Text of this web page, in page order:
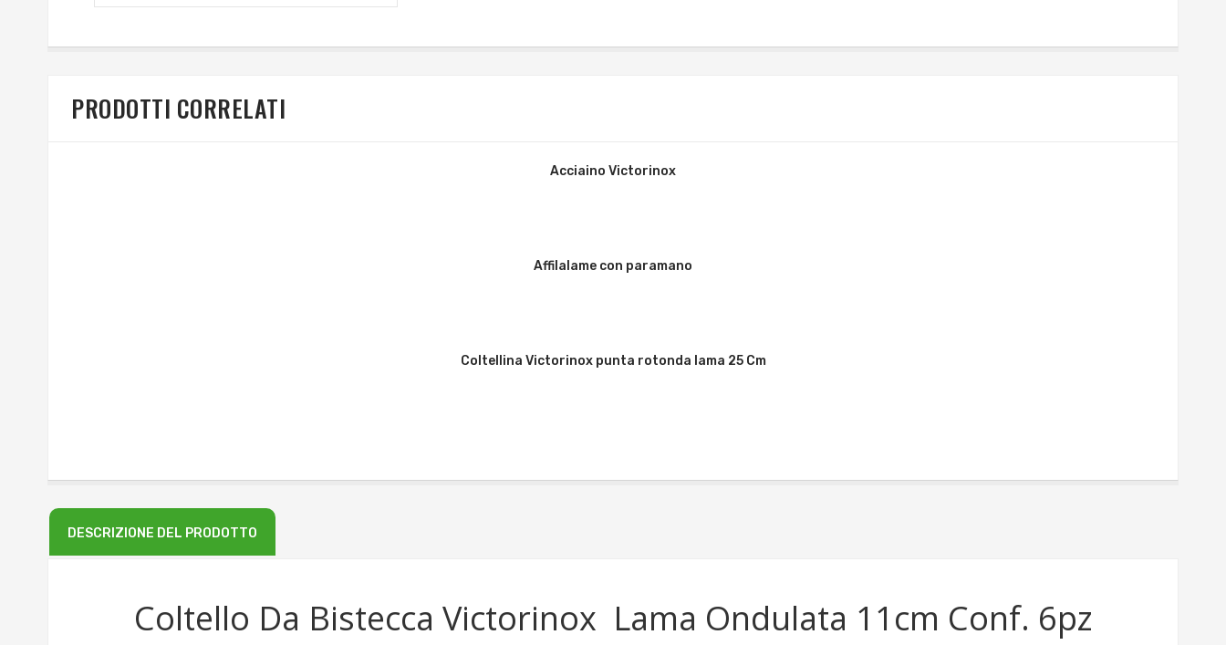
PRODOTTI CORRELATI
Acciaino Victorinox
Affilalame con paramano
Coltellina Victorinox punta rotonda lama 25 Cm
DESCRIZIONE DEL PRODOTTO
Coltello Da Bistecca Victorinox Lama Ondulata 11cm Conf. 6pz